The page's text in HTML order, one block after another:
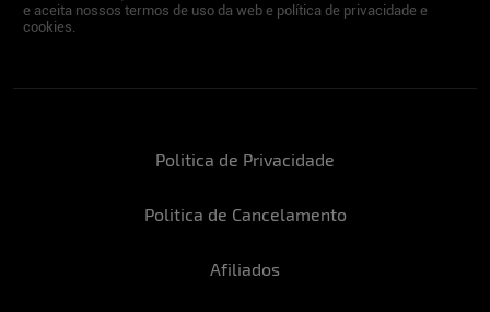
Politica de Privacidade
Politica de Cancelamento
Afiliados
e aceita nossos termos de uso da web e política de privacidade e
cookies.